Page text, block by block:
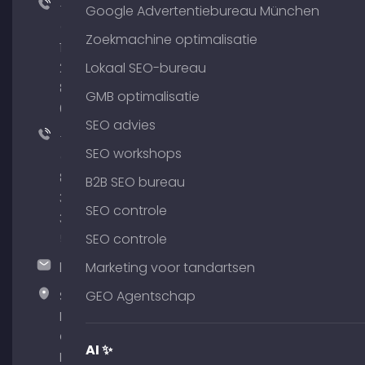
+49
176
204
801
64
+49
89
380
375
hallo@timospecht.de
Specht
Marketing
GmbH –
Palais am
Google Advertentiebureau München
Zoekmachine optimalisatie
Lokaal SEO-bureau
GMB optimalisatie
SEO advies
SEO workshops
B2B SEO bureau
SEO controle
SEO controle
Marketing voor tandartsen
GEO Agentschap
AI ✨